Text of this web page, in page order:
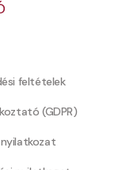
feltételek
(GDPR)